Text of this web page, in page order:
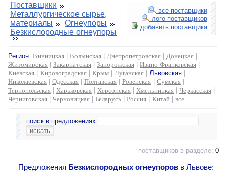
все поставщики
лого поставщиков
добавить поставщика
Поставщики
Металлургическое сырье,
материалы
Огнеупоры
Безкислородные огнеупоры
Регион: Винницкая Волынская Днепропетровская Донецкая
Житомирская
Закарпатская Запорожская Ивано-Франковская
Киевская
Кировоградская Крым Луганская Львовская
Николаевская
Одесская Полтавская Ровенская Сумская
Тернопольская
Харьковская Херсонская Хмельницкая Черкасская
Черниговская
Черновицкая Беларусь Россия Китай все
поиск в предложениях
поставщиков в разделе: 0
Предложения Безкислородных огнеупоров в Львове: